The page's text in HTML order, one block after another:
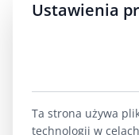
dwa ziarna na
włosa.
strunowym.
Ustawienia
Ta strona używa
technologii w